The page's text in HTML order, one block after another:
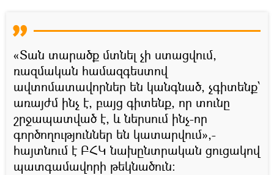
«Տան տարածք մտնել չի ստացվում,
ռազմական համազգեստով
ավտոմատավորներ են կանգնած, չգիտենք՝
առայժմ ինչ է, բայց գիտենք, որ տունը
շրջապատված է, և ներսում ինչ-որ
գործողություններ են կատարվում»,-
հայտնում է ԲՀԿ նախընտրական ցուցակով
պատգամավորի թեկնածուն։